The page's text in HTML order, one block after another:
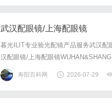
武汉配眼镜/上海配眼镜
暮光ILIT专业验光配镜产品服务武汉
汉配眼镜/上海配眼镜
写字楼眼镜店直营品牌，现于武汉与
基础，全场镜片40%-60%优惠，兼顾
寿阳百科网 2026-07-29